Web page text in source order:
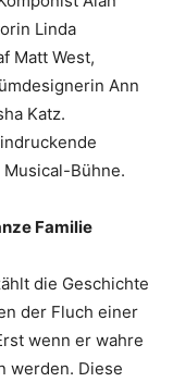
Linda
Matt West,
Ann
Katz.
Bühne.
Familie
die Geschichte
der Fluch einer
wenn er wahre
werden. Diese